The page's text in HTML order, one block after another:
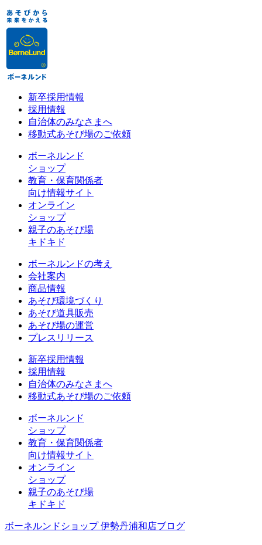
新卒採用情報
採用情報
自治体のみなさまへ
移動式あそび場のご依頼
ボーネルンド
ショップ
教育・保育関係者
向け情報サイト
オンライン
ショップ
親子のあそび場
キドキド
ボーネルンドの考え
会社案内
商品情報
あそび環境づくり
あそび道具販売
あそび場の運営
プレスリリース
新卒採用情報
採用情報
自治体のみなさまへ
移動式あそび場のご依頼
ボーネルンド
ショップ
教育・保育関係者
向け情報サイト
オンライン
ショップ
親子のあそび場
キドキド
ボーネルンドショップ 伊勢丹浦和店ブログ